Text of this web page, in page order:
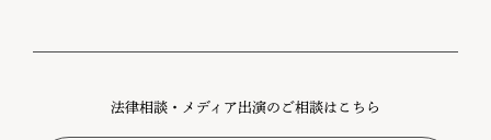
法律相談・メディア出演のご相談はこちら